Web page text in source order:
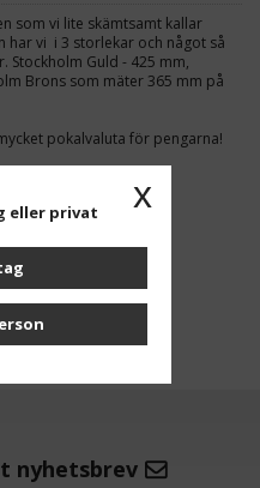
som vi lite skämtsamt kallar
har vi i 3 storlekar och något så
Stockholm Guld - 425 mm,
Brons som mäter 365 mm på
pokalvaluta för pengarna!
nyhetsbrev
x
eller privat